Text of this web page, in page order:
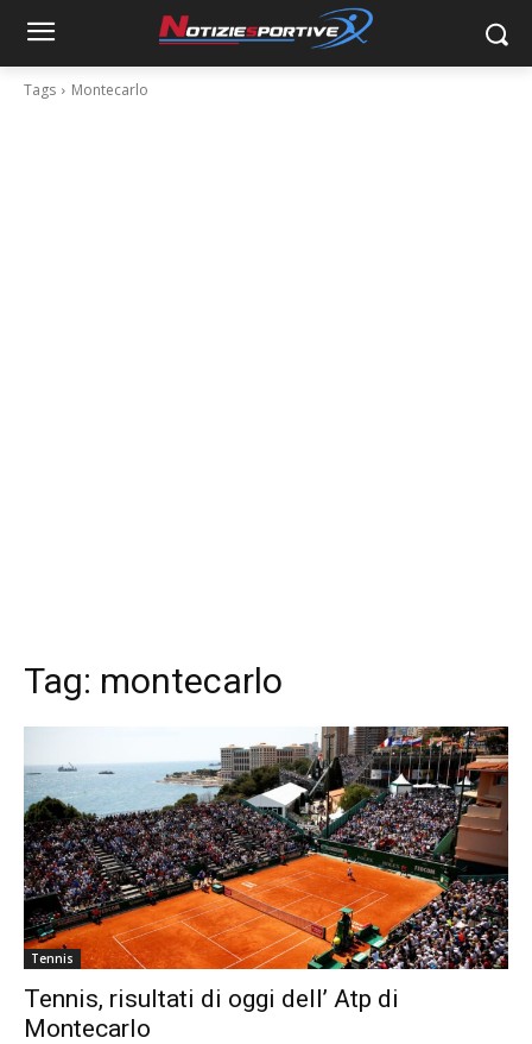
Tags Montecarlo
Tag: montecarlo
Tennis
Tennis, risultati di oggi dell’ Atp di
Montecarlo